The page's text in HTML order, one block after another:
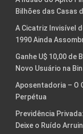
Bilhões das Casas
A Cicatriz Invisível
1990 Ainda
Ganhe U$ 10,00 de
Novo Usuário na
Aposentadoria – O
Perpétua
Previdência
Deixe o Ruído